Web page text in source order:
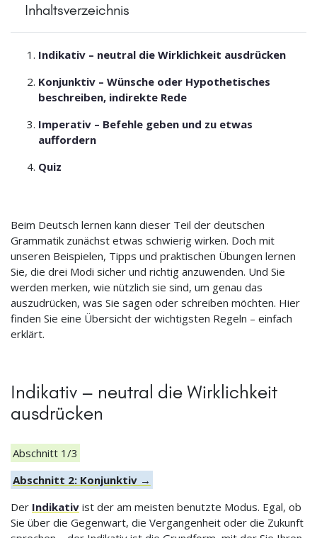
Inhaltsverzeichnis
Indikativ – neutral die Wirklichkeit ausdrücken
Konjunktiv – Wünsche oder Hypothetisches
beschreiben, indirekte Rede
Imperativ – Befehle geben und zu etwas
auffordern
Quiz
Beim Deutsch lernen kann dieser Teil der deutschen
Grammatik zunächst etwas schwierig wirken. Doch mit
unseren Beispielen, Tipps und praktischen Übungen lernen
Sie, die drei Modi sicher und richtig anzuwenden. Und Sie
werden merken, wie nützlich sie sind, um genau das
auszudrücken, was Sie sagen oder schreiben möchten. Hier
finden Sie eine Übersicht der wichtigsten Regeln – einfach
erklärt.
Indikativ – neutral die Wirklichkeit
ausdrücken
Abschnitt 1/3
Abschnitt 2: Konjunktiv →
Der Indikativ ist der am meisten benutzte Modus. Egal, ob
Sie über die Gegenwart, die Vergangenheit oder die Zukunft